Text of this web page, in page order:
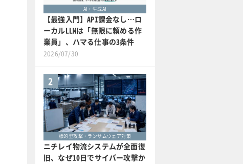
AI・生成AI
【最強入門】API課金なし…ロ
ーカルLLMは「無限に頼める作
業員」、ハマる仕事の3条件
2026/07/30
2
標的型攻撃・ランサムウェア対策
ニチレイ物流システムが全面復
旧、なぜ10日でサイバー攻撃か